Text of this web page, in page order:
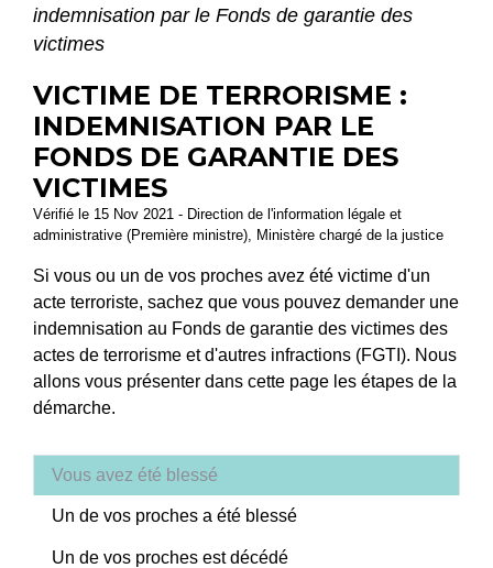
indemnisation par le Fonds de garantie des
victimes
VICTIME DE TERRORISME :
INDEMNISATION PAR LE
FONDS DE GARANTIE DES
VICTIMES
Vérifié le 15 Nov 2021 - Direction de l'information légale et
administrative (Première ministre), Ministère chargé de la justice
Si vous ou un de vos proches avez été victime d'un
acte terroriste, sachez que vous pouvez demander une
indemnisation au Fonds de garantie des victimes des
actes de terrorisme et d'autres infractions (FGTI). Nous
allons vous présenter dans cette page les étapes de la
démarche.
Vous avez été blessé
Un de vos proches a été blessé
Un de vos proches est décédé